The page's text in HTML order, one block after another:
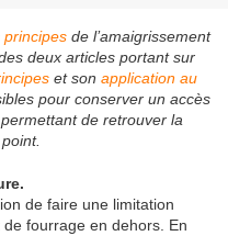
principes de l’amaigrissement
deux articles portant sur
et son application au
pour conserver un accès
de retrouver la
de faire une limitation
fourrage en dehors. En